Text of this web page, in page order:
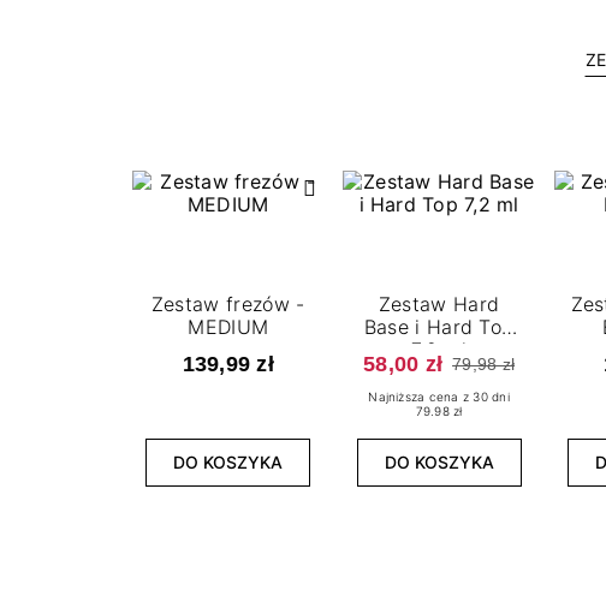
Zestaw frezów -
MEDIUM
139,99 zł
DO KOSZYKA
Zestaw Hard
Base i Hard Top
7,2 ml
58,00 zł 79,98 zł
Najniższa cena z 30 dni
79.98 zł
DO KOSZYKA